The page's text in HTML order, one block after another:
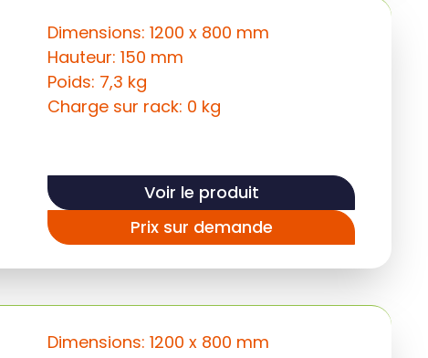
Dimensions: 1200 x 800 mm
Hauteur: 150 mm
Poids: 7,3 kg
Charge sur rack: 0 kg
Voir le produit
Prix sur demande
Dimensions: 1200 x 800 mm